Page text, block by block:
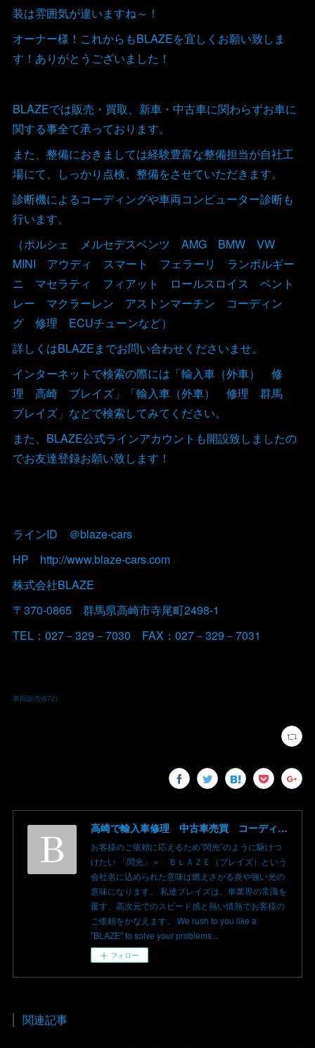
装は雰囲気が違いますね～！
オーナー様！これからもBLAZEを宜しくお願い致しま
す！ありがとうございました！
BLAZEでは販売・買取、新車・中古車に関わらずお車に
関する事全て承っております。
また、整備におきましては経験豊富な整備担当が自社工
場にて、しっかり点検、整備をさせていただきます。
診断機によるコーディングや車両コンピューター診断も
行います。
（ポルシェ メルセデスベンツ AMG BMW VW
MINI アウディ スマート フェラーリ ランボルギー
ニ マセラティ フィアット ロールスロイス ベント
レー マクラーレン アストンマーチン コーディン
グ 修理 ECUチューンなど）
詳しくはBLAZEまでお問い合わせくださいませ。
インターネットで検索の際には「輸入車（外車） 修
理 高崎 ブレイズ」「輸入車（外車） 修理 群馬
ブレイズ」などで検索してみてください。
また、BLAZE公式ラインアカウントも開設致しましたの
でお友達登録お願い致します！
ラインID ＠blaze-cars
HP http://www.blaze-cars.com
株式会社BLAZE
〒370-0865 群馬県高崎市寺尾町2498-1
TEL：027－329－7030 FAX：027－329－7031
車両販売(672)
高崎で輸入車修理 中古車売買 コーディングならBLAZE（ブレイズ）へ│BLAZE Total Car Support & Modify in Takasaki Gunma
お客様のご依頼に応えるため”閃光”のように駆けつ
けたい 「閃光」＝ ＢＬＡＺＥ（ブレイズ）という
会社名に込められた意味は燃えさかる炎や強い光の
意味になります。 私達ブレイズは、車業界の常識を
覆す、高次元でのスピード感と熱い情熱でお客様の
ご依頼をかなえます。 We rush to you like a
"BLAZE" to solve your problems...
フォロー
関連記事